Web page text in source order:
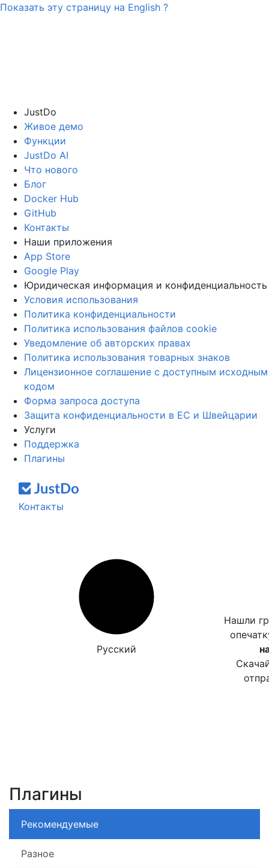
Показать эту страницу на English ?
JustDo
Живое демо
Функции
JustDo AI
Что нового
Блог
Docker Hub
GitHub
Контакты
Наши приложения
App Store
Google Play
Юридическая информация и конфиденциальность
Условия использования
Политика конфиденциальности
Политика использования файлов cookie
Уведомление об авторских правах
Политика использования товарных знаков
Лицензионное соглашение с доступным исходным
кодом
Форма запроса доступа
Защита конфиденциальности в ЕС и Швейцарии
Услуги
Поддержка
Плагины
Контакты
Русский
Нашли
Плагины
Рекомендуемые
Разное